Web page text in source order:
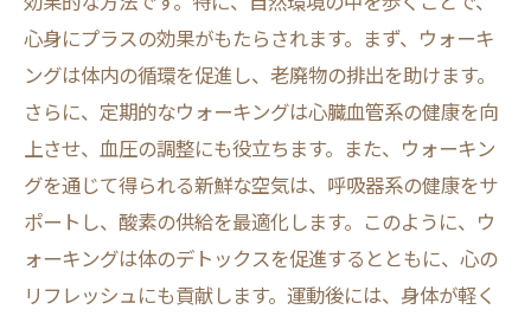
心身にプラスの効果がもたらされます。まず、ウォーキ
ングは体内の循環を促進し、老廃物の排出を助けます。
さらに、定期的なウォーキングは心臓血管系の健康を向
上させ、血圧の調整にも役立ちます。また、ウォーキン
グを通じて得られる新鮮な空気は、呼吸器系の健康をサ
ポートし、酸素の供給を最適化します。このように、ウ
ォーキングは体のデトックスを促進するとともに、心の
リフレッシュにも貢献します。運動後には、身体が軽く